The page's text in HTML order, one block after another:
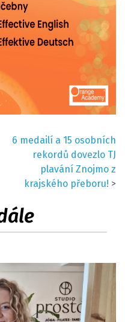
6 medailí a 15 osobních
rekordů dovezlo TJ
plavání Znojmo z
krajského přeboru! >